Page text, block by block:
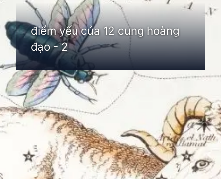
điểm yếu của 12 cung hoàng
đạo - 2